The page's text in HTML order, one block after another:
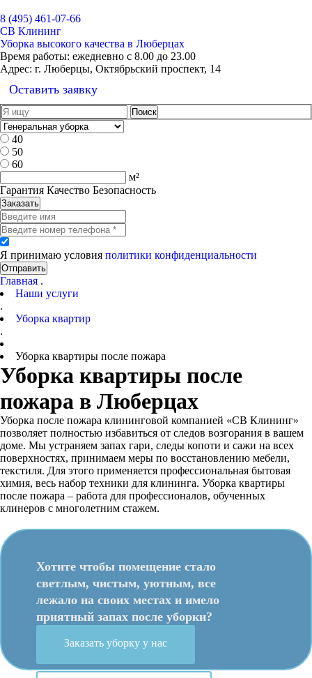
8 (495) 461-07-66
СВ Клининг
Уборка высокого качества в Люберцах
Время работы: ежедневно с 8.00 до 23.00
Адрес: г. Люберцы, Октябрьский проспект, 14
Оставить заявку
40
50
60
м²
Гарантия Качество Безопасность
Заказать
Я принимаю условия политики конфиденциальности
Отправить
Главная .
Наши услуги
.
Уборка квартир
.
Уборка квартиры после пожара
Уборка квартиры после
пожара в Люберцах
Уборка после пожара клининговой компанией «СВ Клининг»
позволяет полностью избавиться от следов возгорания в вашем
доме. Мы устраняем запах гари, следы копоти и сажи на всех
поверхностях, принимаем меры по восстановлению мебели,
текстиля. Для этого применяется профессиональная бытовая
химия, весь набор техники для клининга. Уборка квартиры
после пожара – работа для профессионалов, обученных
клинеров с многолетним стажем.
Хотите чтобы помещение стало
светлым, чистым, уютным, все
лежало на своих местах и имело
приятный запах после уборки?
Заказать уборку у нас